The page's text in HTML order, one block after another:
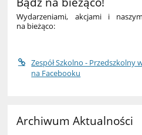
Wydarzeniami, akcjami i
na bieżąco:
Zespół Szkolno - Przedszkolny
na Facebooku
Archiwum Aktualności